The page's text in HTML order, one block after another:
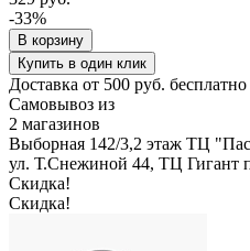
-33%
В корзину
Купить в один клик
Доставка от 500 руб. бесплатно
Самовывоз из
2 магазинов
Выборная 142/3,2 этаж ТЦ
ул. Т.Снежиной 44, ТЦ Гигант
Скидка!
Скидка!